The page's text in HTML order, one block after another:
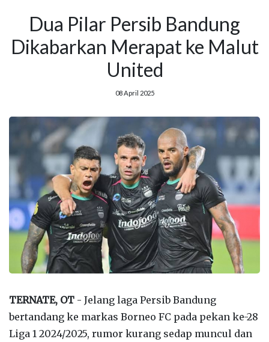
Dua Pilar Persib Bandung
Dikabarkan Merapat ke Malut
United
08 April 2025
TERNATE, OT - Jelang laga Persib Bandung
bertandang ke markas Borneo FC pada pekan ke-28
Liga 1 2024/2025, rumor kurang sedap muncul dan